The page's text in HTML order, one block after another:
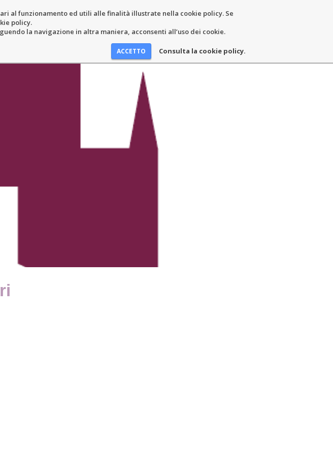
al funzionamento ed utili alle finalità illustrate nella cookie policy. Se
policy.
la navigazione in altra maniera, acconsenti all’uso dei cookie.
Consulta la cookie policy.